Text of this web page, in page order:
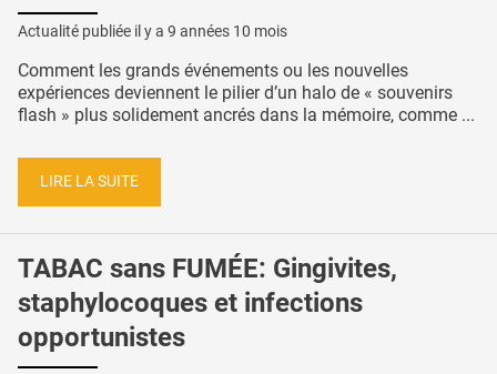
Actualité publiée il y a 9 années 10 mois
Comment les grands événements ou les nouvelles
expériences deviennent le pilier d’un halo de « souvenirs
flash » plus solidement ancrés dans la mémoire, comme ...
LIRE LA SUITE
TABAC sans FUMÉE: Gingivites,
staphylocoques et infections
opportunistes